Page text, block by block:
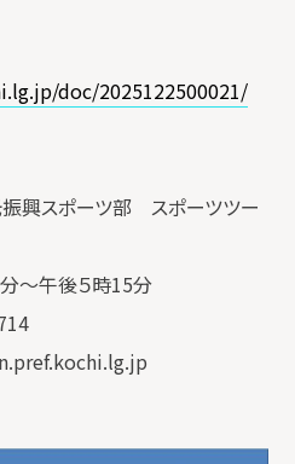
doc/2025122500021/
スポーツ部 スポーツツー
～午後５時15分